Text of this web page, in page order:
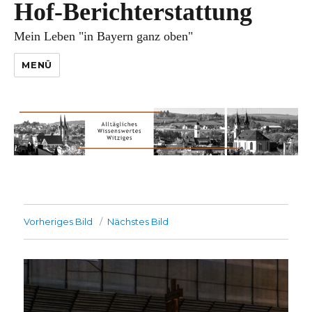
Hof-Berichterstattung
Mein Leben "in Bayern ganz oben"
MENÜ
Vorheriges Bild Nächstes Bild